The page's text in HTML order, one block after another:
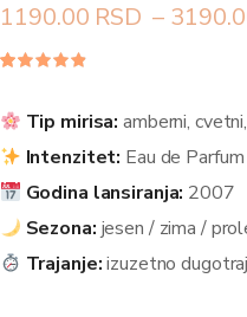
1190.00 RSD –
5 na
osnovu
kupaca
Tip mirisa: amberni,
Intenzitet: Eau de
Godina lansiranja: 2007
Sezona: jesen / zima /
Trajanje:izuzetno